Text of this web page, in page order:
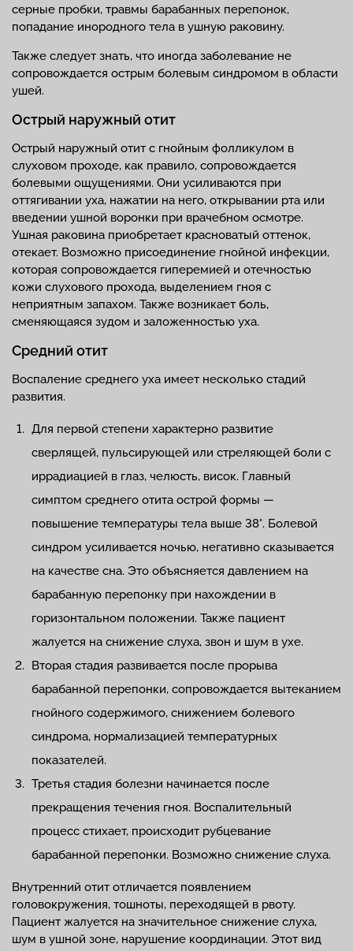
серные пробки, травмы барабанных перепонок,
попадание инородного тела в ушную раковину.
Также следует знать, что иногда заболевание не
сопровождается острым болевым синдромом в области
ушей.
Острый наружный отит
Острый наружный отит с гнойным фолликулом в
слуховом проходе, как правило, сопровождается
болевыми ощущениями. Они усиливаются при
оттягивании уха, нажатии на него, открывании рта или
введении ушной воронки при врачебном осмотре.
Ушная раковина приобретает красноватый оттенок,
отекает. Возможно присоединение гнойной инфекции,
которая сопровождается гиперемией и отечностью
кожи слухового прохода, выделением гноя с
неприятным запахом. Также возникает боль,
сменяющаяся зудом и заложенностью уха.
Средний отит
Воспаление среднего уха имеет несколько стадий
развития.
Для первой степени характерно развитие
сверлящей, пульсирующей или стреляющей боли с
иррадиацией в глаз, челюсть, висок. Главный
симптом среднего отита острой формы —
повышение температуры тела выше 38°. Болевой
синдром усиливается ночью, негативно сказывается
на качестве сна. Это объясняется давлением на
барабанную перепонку при нахождении в
горизонтальном положении. Также пациент
жалуется на снижение слуха, звон и шум в ухе.
Вторая стадия развивается после прорыва
барабанной перепонки, сопровождается вытеканием
гнойного содержимого, снижением болевого
синдрома, нормализацией температурных
показателей.
Третья стадия болезни начинается после
прекращения течения гноя. Воспалительный
процесс стихает, происходит рубцевание
барабанной перепонки. Возможно снижение слуха.
Внутренний отит отличается появлением
головокружения, тошноты, переходящей в рвоту.
Пациент жалуется на значительное снижение слуха,
шум в ушной зоне, нарушение координации. Этот вид